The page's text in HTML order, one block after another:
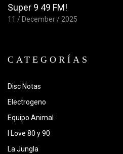
Super 9 49 FM!
11 / December / 2025
CATEGORÍAS
Disc Notas
Electrogeno
Equipo Animal
I Love 80 y 90
La Jungla